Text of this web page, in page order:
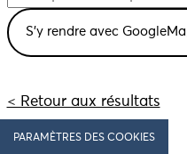
< Retour aux résultats
PARAMÈTRES DES COOKIES